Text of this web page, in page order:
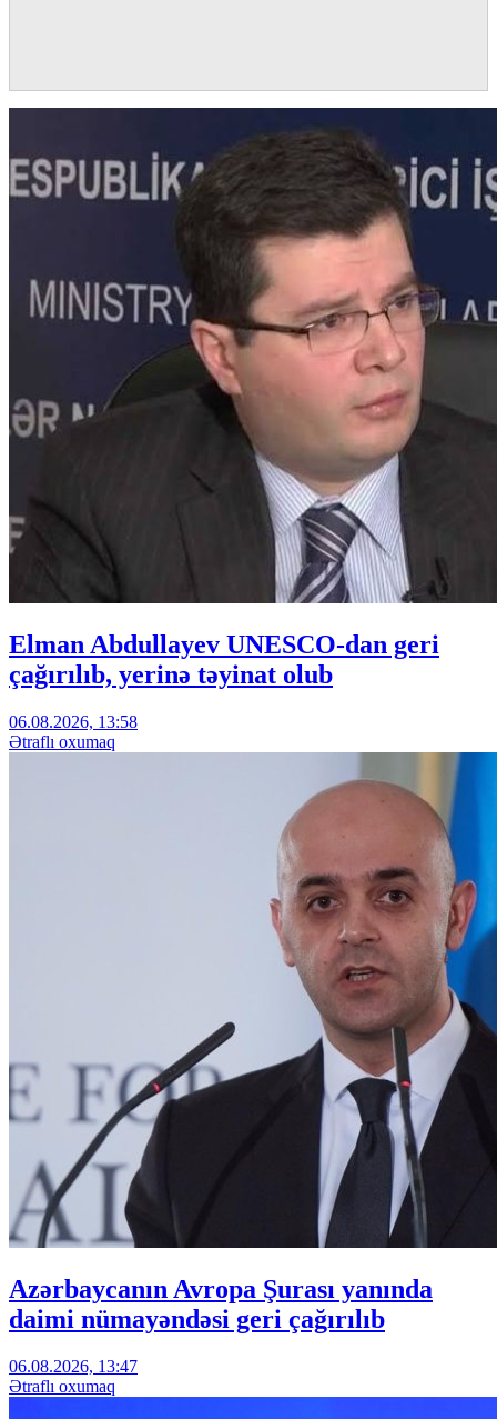
Elman Abdullayev UNESCO-dan geri
çağırılıb, yerinə təyinat olub
06.08.2026, 13:58
Ətraflı oxumaq
Azərbaycanın Avropa Şurası yanında
daimi nümayəndəsi geri çağırılıb
06.08.2026, 13:47
Ətraflı oxumaq